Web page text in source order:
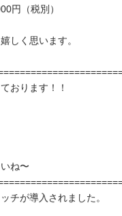
円（税別）
しく思います。
おります！！
ね〜
チが導入されました。